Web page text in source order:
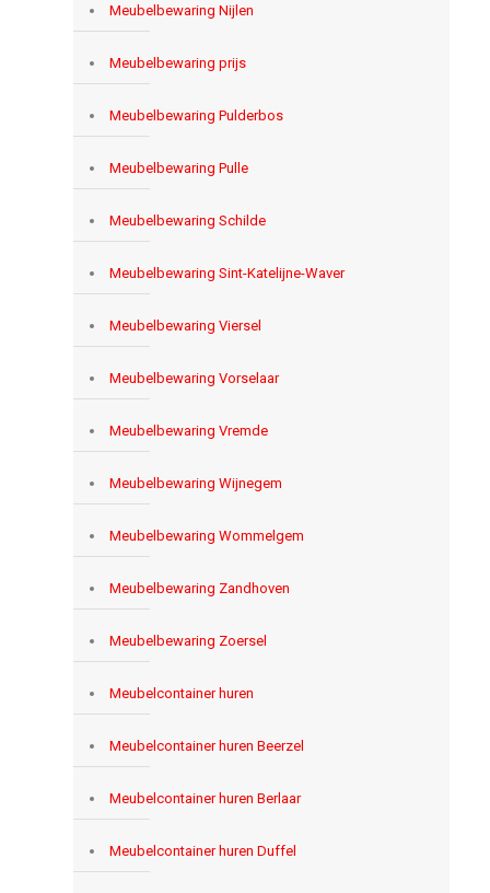
Meubelbewaring Nijlen
Meubelbewaring prijs
Meubelbewaring Pulderbos
Meubelbewaring Pulle
Meubelbewaring Schilde
Meubelbewaring Sint-Katelijne-Waver
Meubelbewaring Viersel
Meubelbewaring Vorselaar
Meubelbewaring Vremde
Meubelbewaring Wijnegem
Meubelbewaring Wommelgem
Meubelbewaring Zandhoven
Meubelbewaring Zoersel
Meubelcontainer huren
Meubelcontainer huren Beerzel
Meubelcontainer huren Berlaar
Meubelcontainer huren Duffel